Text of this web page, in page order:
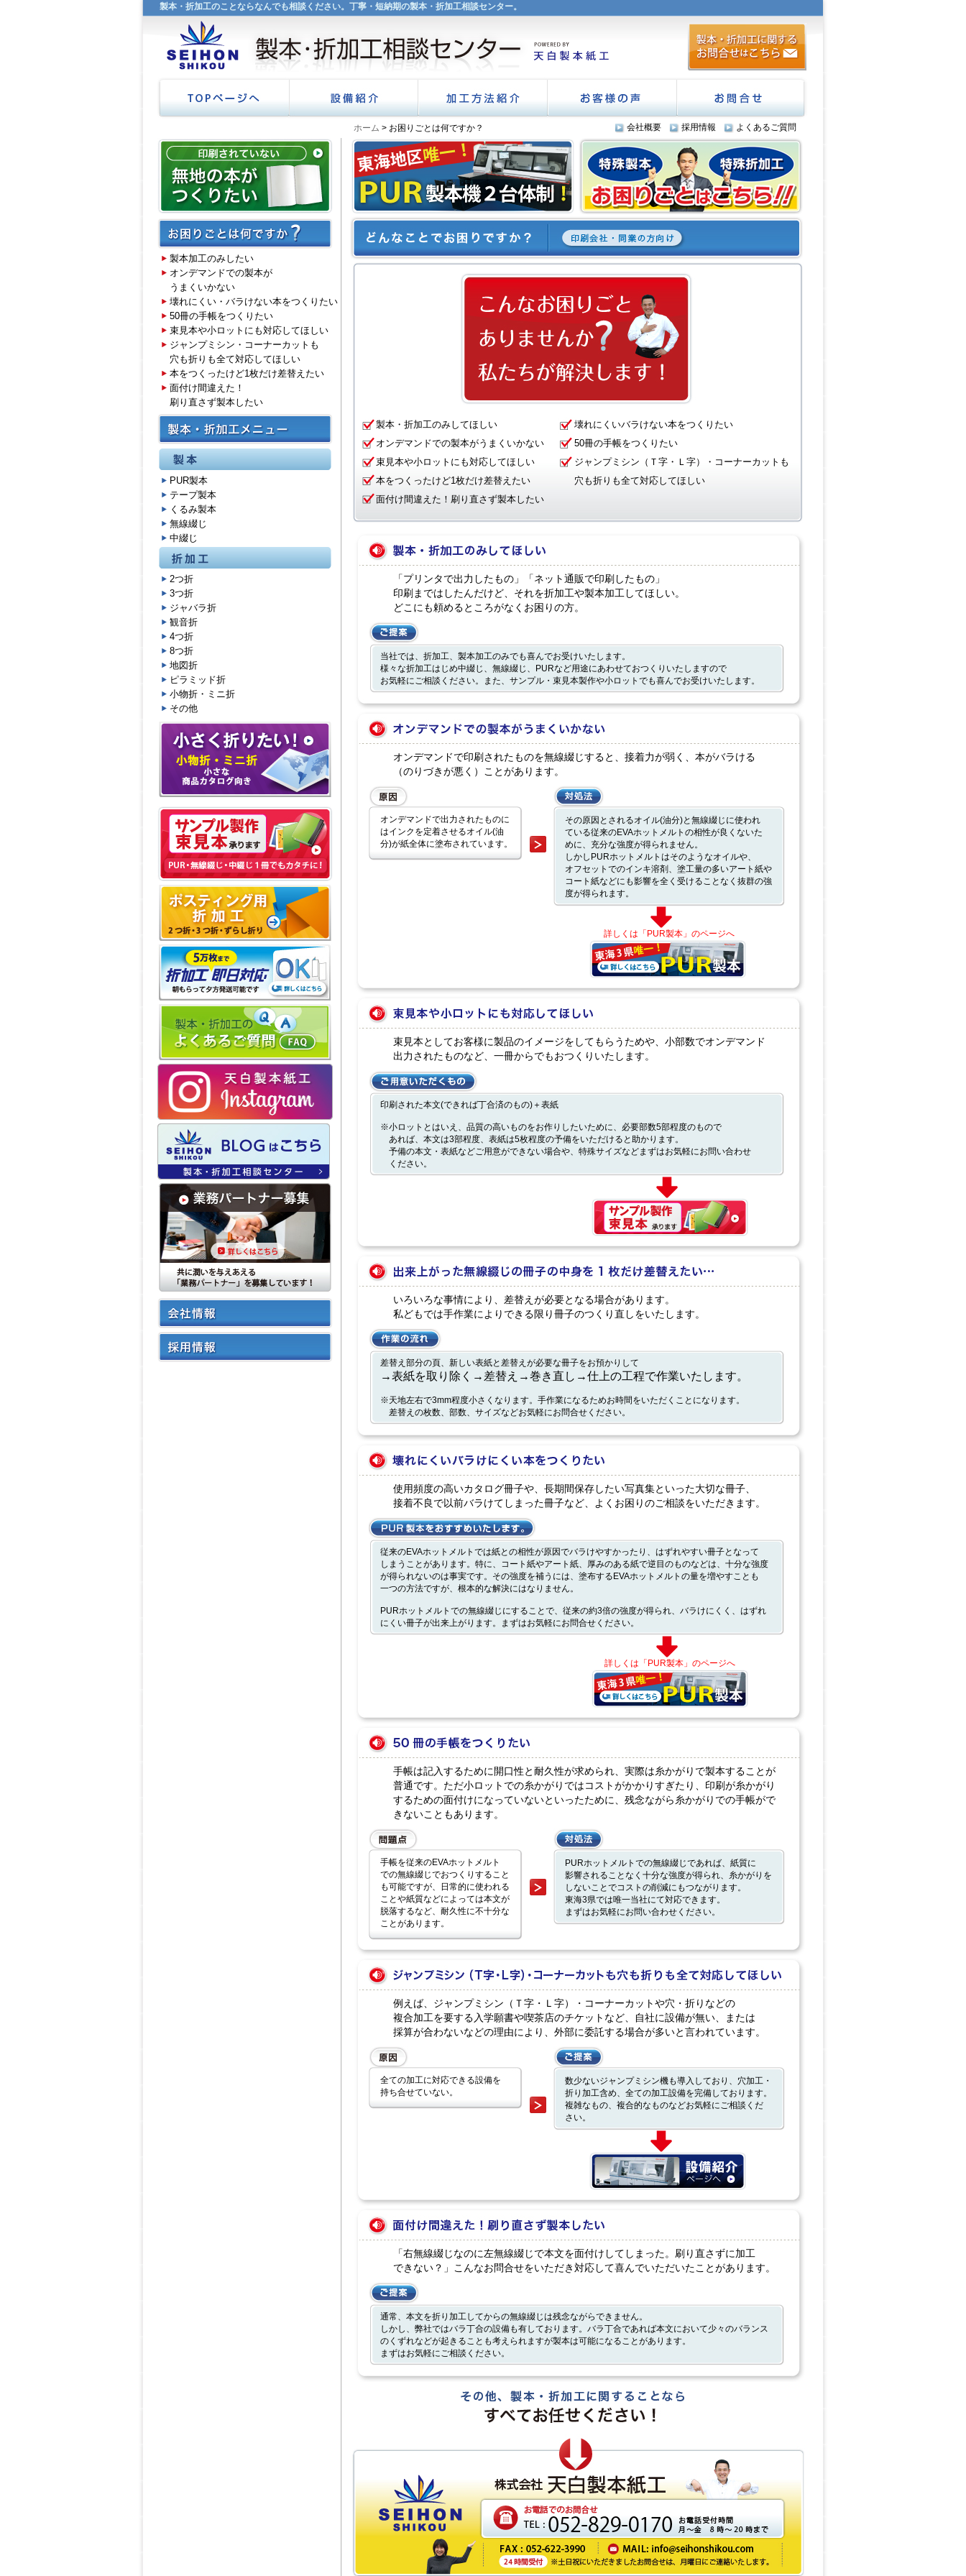
製本・折加工のことならなんでも相談ください。丁寧・短納期の製本・折加工相談センター。
加工方法紹介 お問合せ
ホーム > お困りごとは何ですか？ 会社概要 採用情報 よくあるご質問
製本加工のみしたい
オンデマンドでの製本が
うまくいかない
壊れにくい・バラけない本をつくりたい
50冊の手帳をつくりたい
束見本や小ロットにも対応してほしい
ジャンプミシン・コーナーカットも
穴も折りも全て対応してほしい
本をつくったけど1枚だけ差替えたい
面付け間違えた！
刷り直さず製本したい
PUR製本
テープ製本
くるみ製本
無線綴じ
中綴じ
2つ折
3つ折
ジャバラ折
観音折
4つ折
8つ折
地図折
ピラミッド折
小物折・ミニ折
その他
製本・折加工のみしてほしい
オンデマンドでの製本がうまくいかない
束見本や小ロットにも対応してほしい
本をつくったけど1枚だけ差替えたい
面付け間違えた！刷り直さず製本したい
壊れにくいバラけない本をつくりたい
50冊の手帳をつくりたい
ジャンプミシン（Ｔ字・Ｌ字）・コーナーカットも
穴も折りも全て対応してほしい
「プリンタで出力したもの」「ネット通販で印刷したもの」
印刷まではしたんだけど、それを折加工や製本加工してほしい。
どこにも頼めるところがなくお困りの方。
当社では、折加工、製本加工のみでも喜んでお受けいたします。
様々な折加工はじめ中綴じ、無線綴じ、PURなど用途にあわせておつくりいたしますので
お気軽にご相談ください。また、サンプル・束見本製作や小ロットでも喜んでお受けいたします。
オンデマンドで印刷されたものを無線綴じすると、接着力が弱く、本がバラける
（のりづきが悪く）ことがあります。
オンデマンドで出力されたものに
はインクを定着させるオイル(油
分)が紙全体に塗布されています。
その原因とされるオイル(油分)と無線綴じに使われ
ている従来のEVAホットメルトの相性が良くないた
めに、充分な強度が得られません。
しかしPURホットメルトはそのようなオイルや、
オフセットでのインキ溶剤、塗工量の多いアート紙や
コート紙などにも影響を全く受けることなく抜群の強
度が得られます。
詳しくは「PUR製本」のページへ
束見本としてお客様に製品のイメージをしてもらうためや、小部数でオンデマンド
出力されたものなど、一冊からでもおつくりいたします。
印刷された本文(できれば丁合済のもの)＋表紙
※小ロットとはいえ、品質の高いものをお作りしたいために、必要部数5部程度のもので
あれば、本文は3部程度、表紙は5枚程度の予備をいただけると助かります。
予備の本文・表紙などご用意ができない場合や、特殊サイズなどまずはお気軽にお問い合わせ
ください。
いろいろな事情により、差替えが必要となる場合があります。
私どもでは手作業によりできる限り冊子のつくり直しをいたします。
差替え部分の頁、新しい表紙と差替えが必要な冊子をお預かりして
→表紙を取り除く→差替え→巻き直し→仕上の工程で作業いたします。
※天地左右で3mm程度小さくなります。手作業になるためお時間をいただくことになります。
差替えの枚数、部数、サイズなどお気軽にお問合せください。
使用頻度の高いカタログ冊子や、長期間保存したい写真集といった大切な冊子、
接着不良で以前バラけてしまった冊子など、よくお困りのご相談をいただきます。
従来のEVAホットメルトでは紙との相性が原因でバラけやすかったり、はずれやすい冊子となって
しまうことがあります。特に、コート紙やアート紙、厚みのある紙で逆目のものなどは、十分な強度
が得られないのは事実です。その強度を補うには、塗布するEVAホットメルトの量を増やすことも
一つの方法ですが、根本的な解決にはなりません。
PURホットメルトでの無線綴じにすることで、従来の約3倍の強度が得られ、バラけにくく、はずれ
にくい冊子が出来上がります。まずはお気軽にお問合せください。
詳しくは「PUR製本」のページへ
手帳は記入するために開口性と耐久性が求められ、実際は糸かがりで製本することが
普通です。ただ小ロットでの糸かがりではコストがかかりすぎたり、印刷が糸かがり
するための面付けになっていないといったために、残念ながら糸かがりでの手帳がで
きないこともあります。
手帳を従来のEVAホットメルト
での無線綴じでおつくりすること
も可能ですが、日常的に使われる
ことや紙質などによっては本文が
脱落するなど、耐久性に不十分な
ことがあります。
PURホットメルトでの無線綴じであれば、紙質に
影響されることなく十分な強度が得られ、糸かがりを
しないことでコストの削減にもつながります。
東海3県では唯一当社にて対応できます。
まずはお気軽にお問い合わせください。
例えば、ジャンプミシン（Ｔ字・Ｌ字）・コーナーカットや穴・折りなどの
複合加工を要する入学願書や喫茶店のチケットなど、自社に設備が無い、または
採算が合わないなどの理由により、外部に委託する場合が多いと言われています。
全ての加工に対応できる設備を
持ち合せていない。
数少ないジャンプミシン機も導入しており、穴加工・
折り加工含め、全ての加工設備を完備しております。
複雑なもの、複合的なものなどお気軽にご相談くだ
さい。
「右無線綴じなのに左無線綴じで本文を面付けしてしまった。刷り直さずに加工
できない？」こんなお問合せをいただき対応して喜んでいただいたことがあります。
通常、本文を折り加工してからの無線綴じは残念ながらできません。
しかし、弊社ではバラ丁合の設備も有しております。バラ丁合であれば本文において少々のバランス
のくずれなどが起きることも考えられますが製本は可能になることがあります。
まずはお気軽にご相談ください。